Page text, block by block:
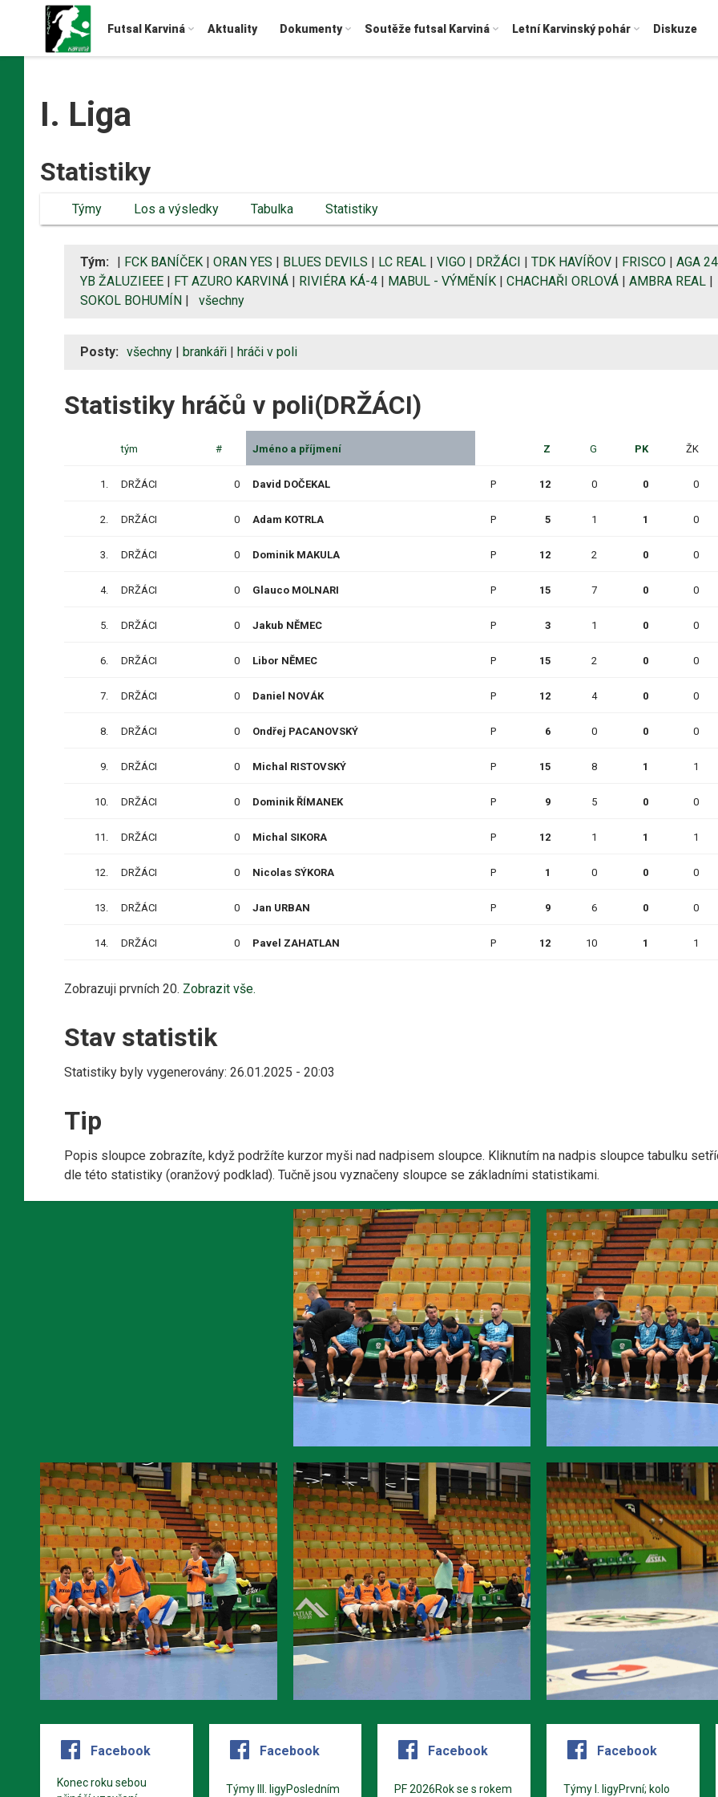
Futsal Karviná Aktuality Dokumenty Soutěže futsal Karviná Letní Karvinský pohár Diskuze
I. Liga
Statistiky
Týmy Los a výsledky Tabulka Statistiky
Tým: | FCK BANÍČEK | ORAN YES | BLUES DEVILS | LC REAL | VIGO | DRŽÁCI | TDK HAVÍŘOV | FRISCO | AGA 24
YB ŽALUZIEEE | FT AZURO KARVINÁ | RIVIÉRA KÁ-4 | MABUL - VÝMĚNÍK | CHACHAŘI ORLOVÁ | AMBRA REAL |
SOKOL BOHUMÍN | všechny
Posty: všechny | brankáři | hráči v poli
Statistiky hráčů v poli(DRŽÁCI)
tým # Jméno a příjmení Z G PK ŽK
1. DRŽÁCI 0 David DOČEKAL P 12 0 0 0
2. DRŽÁCI 0 Adam KOTRLA P 5 1 1 0
3. DRŽÁCI 0 Dominik MAKULA P 12 2 0 0
4. DRŽÁCI 0 Glauco MOLNARI P 15 7 0 0
5. DRŽÁCI 0 Jakub NĚMEC P 3 1 0 0
6. DRŽÁCI 0 Libor NĚMEC P 15 2 0 0
7. DRŽÁCI 0 Daniel NOVÁK P 12 4 0 0
8. DRŽÁCI 0 Ondřej PACANOVSKÝ P 6 0 0 0
9. DRŽÁCI 0 Michal RISTOVSKÝ P 15 8 1 1
10. DRŽÁCI 0 Dominik ŘÍMANEK P 9 5 0 0
11. DRŽÁCI 0 Michal SIKORA P 12 1 1 1
12. DRŽÁCI 0 Nicolas SÝKORA P 1 0 0 0
13. DRŽÁCI 0 Jan URBAN P 9 6 0 0
14. DRŽÁCI 0 Pavel ZAHATLAN P 12 10 1 1
Zobrazuji prvních 20. Zobrazit vše.
Stav statistik
Statistiky byly vygenerovány: 26.01.2025 - 20:03
Tip
Popis sloupce zobrazíte, když podržíte kurzor myši nad nadpisem sloupce. Kliknutím na nadpis sloupce tabulku
dle této statistiky (oranžový podklad). Tučně jsou vyznačeny sloupce se základními statistikami.
Facebook
Konec roku sebou
Facebook
Týmy III. ligyPosledním
Facebook
PF 2026Rok se s rokem
Facebook
Týmy I. ligyPrvní; kolo